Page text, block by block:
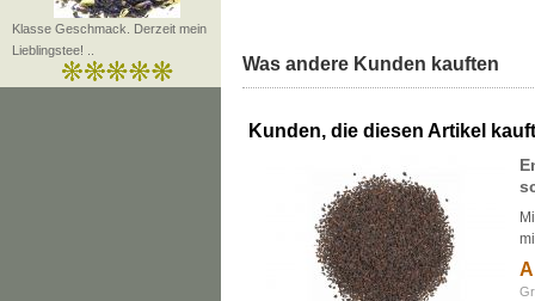
Klasse Geschmack. Derzeit mein
Lieblingstee! ..
Was andere Kunden kauften
Kunden, die diesen Artikel